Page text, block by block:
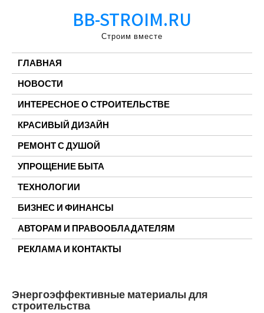
BB-STROIM.RU
Строим вместе
ГЛАВНАЯ
НОВОСТИ
ИНТЕРЕСНОЕ О СТРОИТЕЛЬСТВЕ
КРАСИВЫЙ ДИЗАЙН
РЕМОНТ С ДУШОЙ
УПРОЩЕНИЕ БЫТА
ТЕХНОЛОГИИ
БИЗНЕС И ФИНАНСЫ
АВТОРАМ И ПРАВООБЛАДАТЕЛЯМ
РЕКЛАМА И КОНТАКТЫ
Энергоэффективные материалы для
строительства